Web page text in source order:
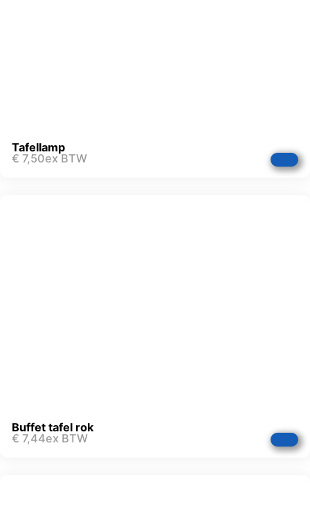
Tafellamp
€ 7,50ex BTW
Buffet tafel rok
€ 7,44ex BTW